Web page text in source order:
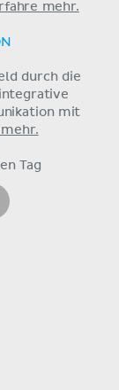
mehr.
durch die
mit
Tag